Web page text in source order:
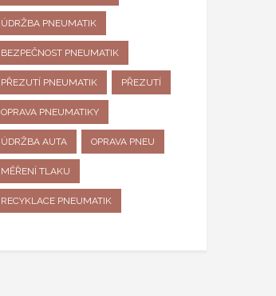
ÚDRŽBA PNEUMATIK
BEZPEČNOST PNEUMATIK
PŘEZUTÍ PNEUMATIK PŘEZUTÍ
OPRAVA PNEUMATIKY
ÚDRŽBA AUTA OPRAVA PNEU
MĚŘENÍ TLAKU
RECYKLACE PNEUMATIK